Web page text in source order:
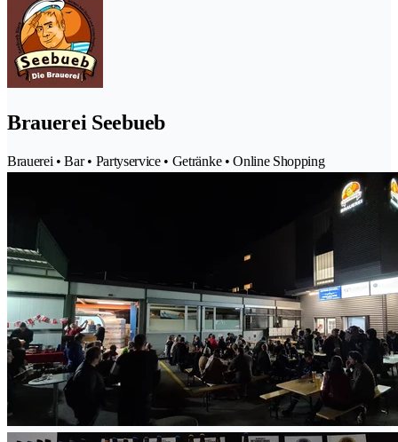
Brauerei Seebueb
Brauerei • Bar • Partyservice • Getränke • Online Shopping